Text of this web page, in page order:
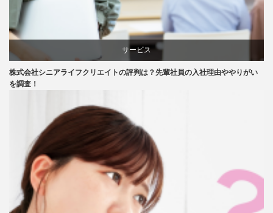
サービス
会社紹介
株式会社シニアライフクリエイトの評判は？先輩社員の入社理由ややりがい
を調査！